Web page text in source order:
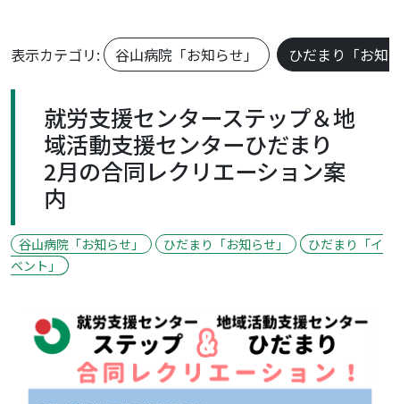
表示カテゴリ: 谷山病院「お知らせ」 ひだまり「お知
就労支援センターステップ＆地
域活動支援センターひだまり
2月の合同レクリエーション案
内
谷山病院「お知らせ」 ひだまり「お知らせ」
ひだまり「イ
ベント」